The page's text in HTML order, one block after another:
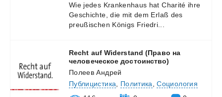
Wie jedes Krankenhaus hat Charité ihre
Geschichte, die mit dem Erlaß des
preußischen Königs Friedri...
Recht auf Widerstand (Право на
человеческое достоинство)
Полеев Андрей
Публицистика
Политика ,Социология